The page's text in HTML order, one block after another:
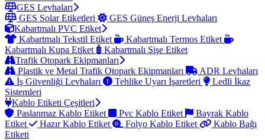
GES Levhaları
GES Solar Etiketleri
GES Güneş Enerji Levhaları
Kabartmalı PVC Etiket
Kabartmalı Tekstil Etiket
Kabartmalı Termos Etiket
Kabartmalı Kupa Etiket
Kabartmalı Şişe Etiket
Trafik Otopark Ekipmanları
Plastik ve Metal Trafik Otopark Ekipmanları
ADR Levhaları
İş Güvenliği Levhaları
Tehlike Uyarı İşaretleri
Ledli İkaz
Sistemleri
Kablo Etiketi Çeşitleri
Paslanmaz Kablo Etiket
Pvc Kablo Etiket
Bayrak Kablo
Etiket
Hazır Kablo Etiket Folyo Kablo Etiket
Kablo Bağı
Etiketi